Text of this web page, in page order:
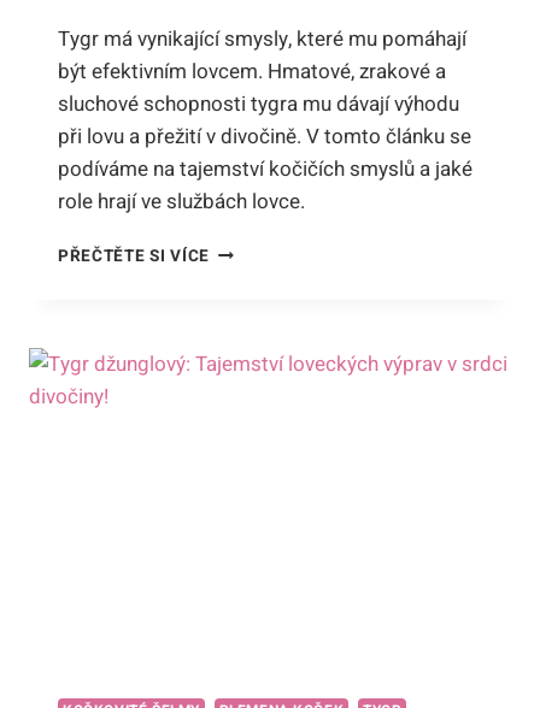
Tygr má vynikající smysly, které mu pomáhají
být efektivním lovcem. Hmatové, zrakové a
sluchové schopnosti tygra mu dávají výhodu
při lovu a přežití v divočině. V tomto článku se
podíváme na tajemství kočičích smyslů a jaké
role hrají ve službách lovce.
PŘEČTĚTE SI VÍCEJAKÉ
TAJEMSTVÍ